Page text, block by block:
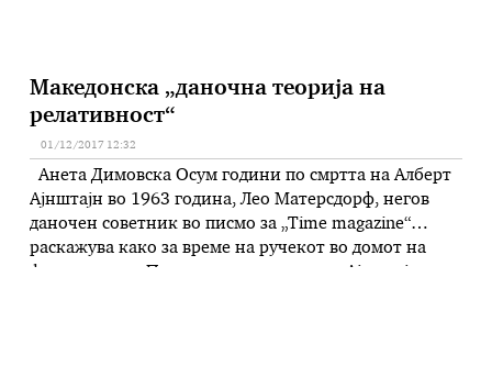
Македонска „даночна теорија на
релативност“
01/12/2017 12:32
Анета Димовска Осум години по смртта на Алберт
Ајнштајн во 1963 година, Лео Матерсдорф, негов
даночен советник во писмо за „Time magazine“
раскажува како за време на ручекот во домот на